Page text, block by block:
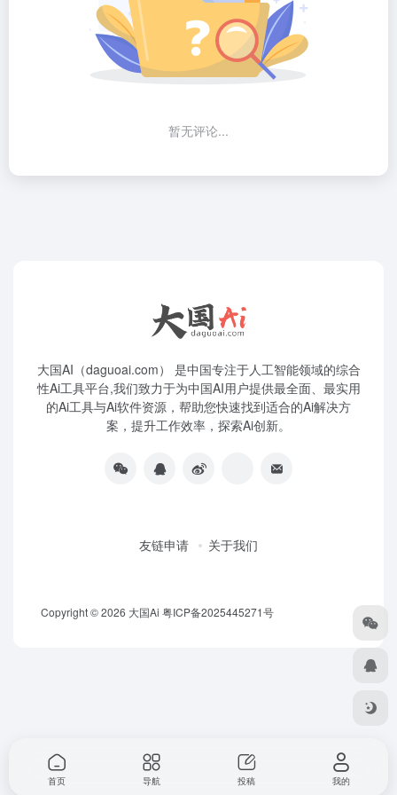
暂无评论...
大国AI（daguoai.com） 是中国专注于人工智能领域的综合
性Ai工具平台,我们致力于为中国AI用户提供最全面、最实用
的Ai工具与Ai软件资源，帮助您快速找到适合的Ai解决方
案，提升工作效率，探索Ai创新。
友链申请 关于我们
Copyright © 2026 大国Ai 粤ICP备2025445271号
首页 导航 投稿 我的